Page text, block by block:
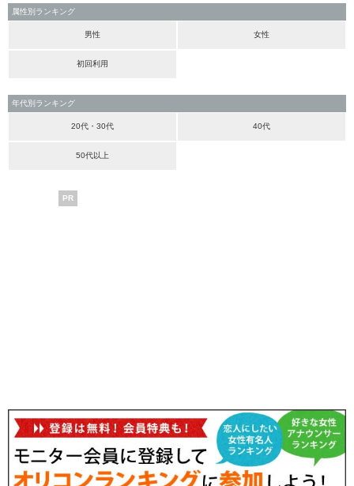
属性別ランキング
男性 女性
初回利用
年代別ランキング
20代・30代 40代
50代以上
PR